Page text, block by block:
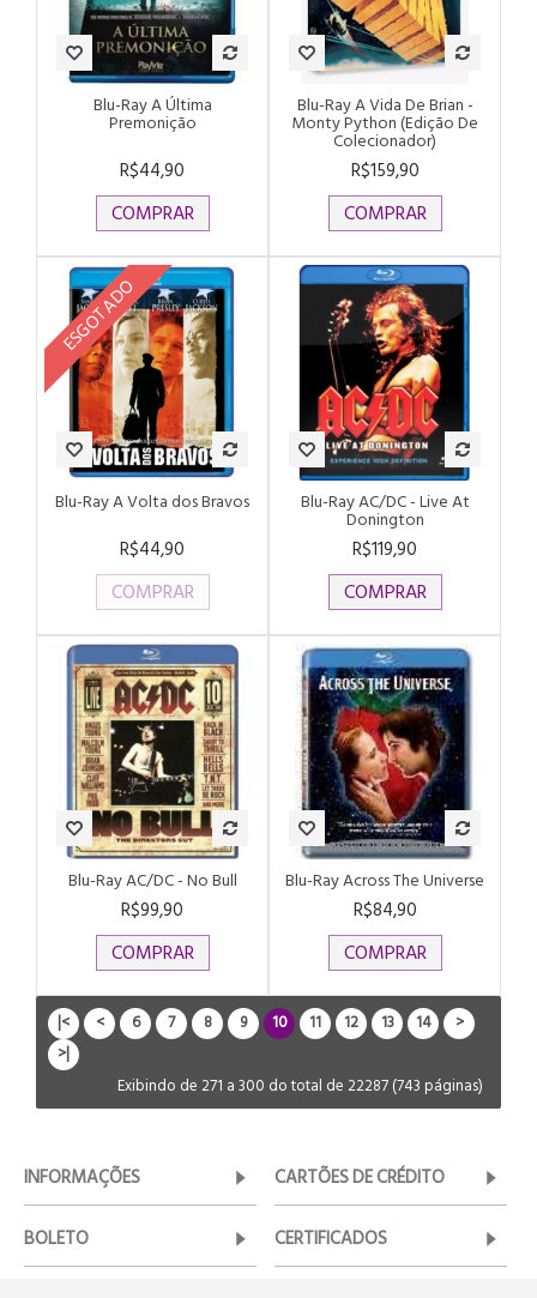
Blu-Ray A Última
Premonição
R$44,90
COMPRAR
Blu-Ray A Vida De Brian -
Monty Python (Edição De
Colecionador)
R$159,90
COMPRAR
ESGOTADO
Blu-Ray A Volta dos Bravos
R$44,90
COMPRAR
Blu-Ray AC/DC - Live At
Donington
R$119,90
COMPRAR
Blu-Ray AC/DC - No Bull
R$99,90
COMPRAR
Blu-Ray Across The Universe
R$84,90
COMPRAR
|< < 6 7 8 9 10 11 12 13 14
>
>|
Exibindo de 271 a 300 do total de 22287 (743 páginas)
INFORMAÇÕES CARTÕES DE CRÉDITO
BOLETO CERTIFICADOS